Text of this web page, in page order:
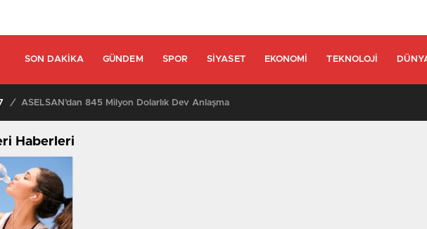
SON DAKIKA GÜNDEM SPOR SIYASET EKONOMI TEKNOLOJI
/ ASELSAN’dan 845 Milyon Dolarlık Dev Anlaşma
Haberleri